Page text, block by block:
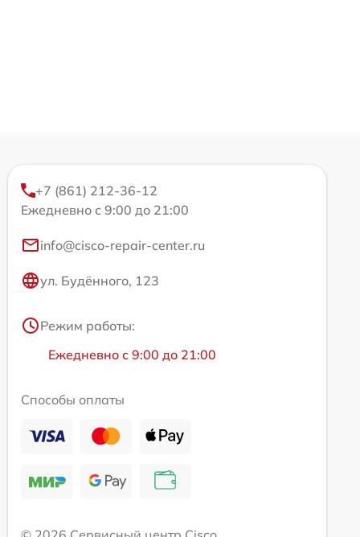
+7 (861) 212-36-12
Ежедневно с 9:00 до 21:00
info@cisco-repair-center.ru
ул. Будённого, 123
Режим работы:
Ежедневно с 9:00 до 21:00
Способы оплаты